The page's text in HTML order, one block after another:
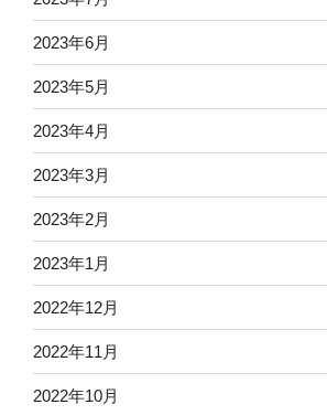
2023年6月
2023年5月
2023年4月
2023年3月
2023年2月
2023年1月
2022年12月
2022年11月
2022年10月